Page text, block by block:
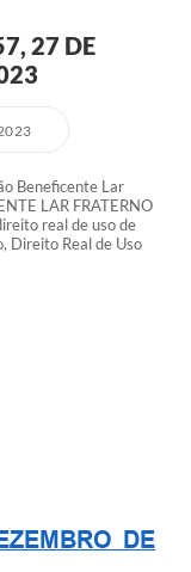
27 DE
Beneficente Lar
LAR FRATERNO
real de uso de
Direito Real de Uso
DE